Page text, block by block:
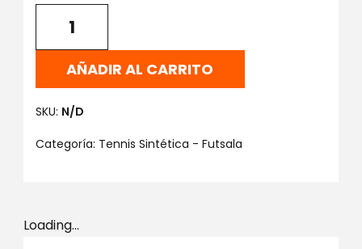
AÑADIR AL CARRITO
SKU: N/D
Categoría: Tennis Sintética - Futsala
Loading...